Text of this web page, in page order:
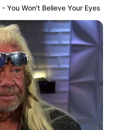
You Won't Believe Your Eyes